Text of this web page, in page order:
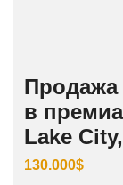
Продажа
в
Lake
130.000$